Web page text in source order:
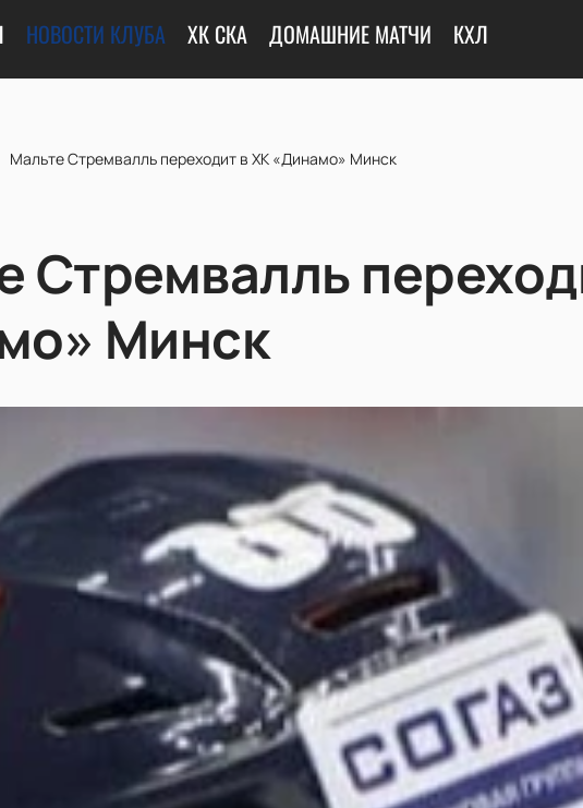
НОВОСТИ КЛУБА ХК СКА ДОМАШНИЕ МАТЧИ КХЛ
Мальте Стремвалль переходит в ХК «Динамо» Минск
Стремвалль
Минск